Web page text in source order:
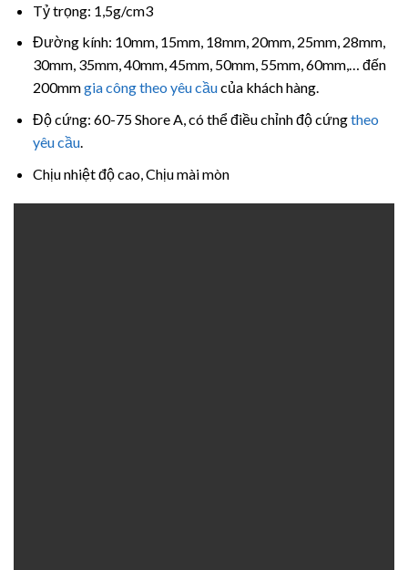
Tỷ trọng: 1,5g/cm3
Đường kính: 10mm, 15mm, 18mm, 20mm, 25mm, 28mm,
30mm, 35mm, 40mm, 45mm, 50mm, 55mm, 60mm,… đến
200mmgia công theo yêu cầucủa khách hàng.
Độ cứng: 60-75 Shore A, có thể điều chỉnh độ cứngtheo
yêu cầu.
Chịu nhiệt độ cao, Chịu mài mòn